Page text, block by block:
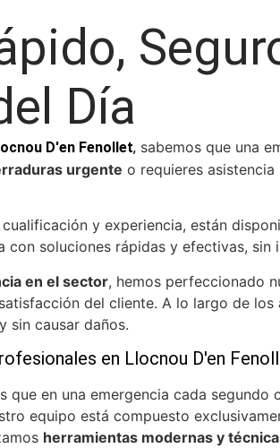
Día
D'en Fenollet, sabemos que una
urgente o requieres
y experiencia, están
con soluciones rápidas y efectivas,
en el sector, hemos perfeccionado
del cliente. A lo largo de
sin causar daños.
en Llocnou D'en
que en una emergencia cada
equipo está compuesto
herramientas modernas y